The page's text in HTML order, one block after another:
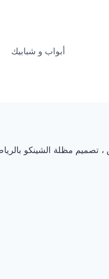
أبواب و شبابيك